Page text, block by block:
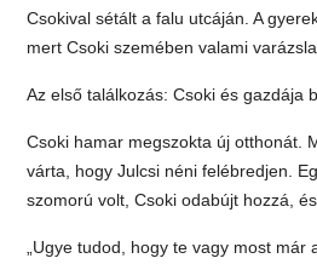
Csokival sétált a falu utcáján. A
mert Csoki szemében valami
Az első találkozás: Csoki és gazdája
Csoki hamar megszokta új otthonát.
várta, hogy Julcsi néni felébredjen.
szomorú volt, Csoki odabújt hozzá,
„Ugye tudod, hogy te vagy most már